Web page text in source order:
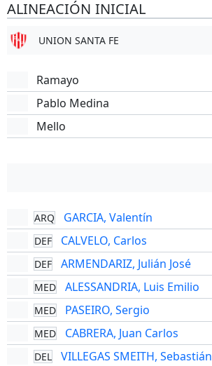
ALINEACIÓN INICIAL
UNION SANTA FE
Ramayo
Pablo Medina
Mello
ARQ GARCIA, Valentín
DEF CALVELO, Carlos
DEF ARMENDARIZ, Julián José
MED ALESSANDRIA, Luis Emilio
MED PASEIRO, Sergio
MED CABRERA, Juan Carlos
DEL VILLEGAS SMEITH, Sebastián